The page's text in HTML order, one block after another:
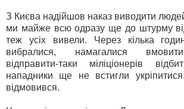
З Києва надійшов наказ виводити людей
ми майже всю одразу ще до штурму
теж усіх вивели. Через кілька
вибралися, намагалися
відправити-таки міліціонерів
нападники ще не встигли
відмовився.